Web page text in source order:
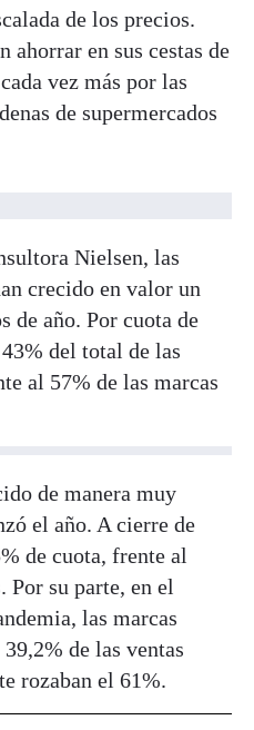
de los precios.
ahorrar en sus cestas de
vez más por las
de supermercados
Nielsen, las
crecido en valor un
de año. Por cuota de
del total de las
al 57% de las marcas
de manera muy
el año. A cierre de
de cuota, frente al
Por su parte, en el
las marcas
de las ventas
rozaban el 61%.